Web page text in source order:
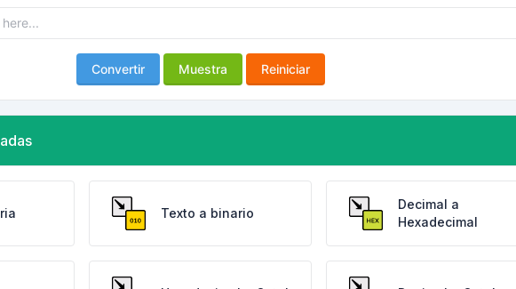
Convertir Muestra Reiniciar
Texto a binario
Decimal a
Hexadecimal